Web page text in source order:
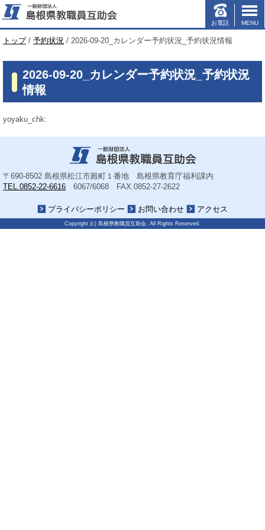
このページの本文へ
MENU
お電話
現
の
トップ/ 予約状況 / 2026-09-20_カレンダー予約状況_予約状況情報
2026-09-20_カレンダー予約状況_予約状況
情報
yoyaku_chk:
〒690-8502 島根県松江市殿町１番地 島根県教育庁福利課内
TEL.0852-22-6616 6067/6068 FAX.0852-27-2622
プライバシーポリシー お問い合わせ アクセス
Copyright (c) 島根県教職員互助会. All Rights Reserved.